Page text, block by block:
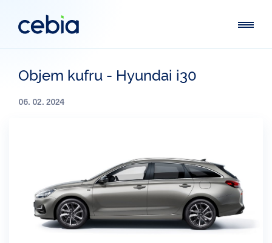
Objem kufru - Hyundai i30
06. 02. 2024